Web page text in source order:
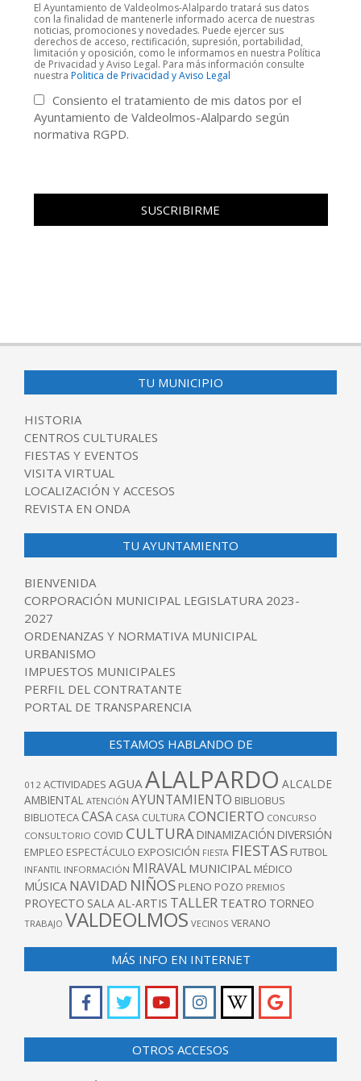
El Ayuntamiento de Valdeolmos-Alalpardo tratará sus datos
con la finalidad de mantenerle informado acerca de nuestras
noticias, promociones y novedades. Puede ejercer sus
derechos de acceso, rectificación, supresión, portabilidad,
limitación y oposición, como le informamos en nuestra Política
de Privacidad y Aviso Legal. Para más información consulte
nuestra Politica de Privacidad y Aviso Legal
Consiento el tratamiento de mis datos por el
Ayuntamiento de Valdeolmos-Alalpardo según
normativa RGPD.
TU MUNICIPIO
HISTORIA
CENTROS CULTURALES
FIESTAS Y EVENTOS
VISITA VIRTUAL
LOCALIZACIÓN Y ACCESOS
REVISTA EN ONDA
TU AYUNTAMIENTO
BIENVENIDA
CORPORACIÓN MUNICIPAL LEGISLATURA 2023-
2027
ORDENANZAS Y NORMATIVA MUNICIPAL
URBANISMO
IMPUESTOS MUNICIPALES
PERFIL DEL CONTRATANTE
PORTAL DE TRANSPARENCIA
ESTAMOS HABLANDO DE
012 ACTIVIDADES AGUAALALPARDO ALCALDE
AMBIENTAL ATENCIÓN AYUNTAMIENTO BIBLIOBUS
BIBLIOTECACASA CASA CULTURACONCIERTO CONCURSO
CONSULTORIO COVID CULTURA DINAMIZACIÓN DIVERSIÓN
EMPLEO ESPECTÁCULO EXPOSICIÓN FIESTA FIESTAS FUTBOL
INFANTIL INFORMACIÓN MIRAVAL MUNICIPAL MÉDICO
MÚSICA NAVIDAD NIÑOS PLENO POZO PREMIOS
PROYECTO SALA AL-ARTIS TALLER TEATRO TORNEO
TRABAJO VALDEOLMOS VECINOS VERANO
MÁS INFO EN INTERNET
OTROS ACCESOS